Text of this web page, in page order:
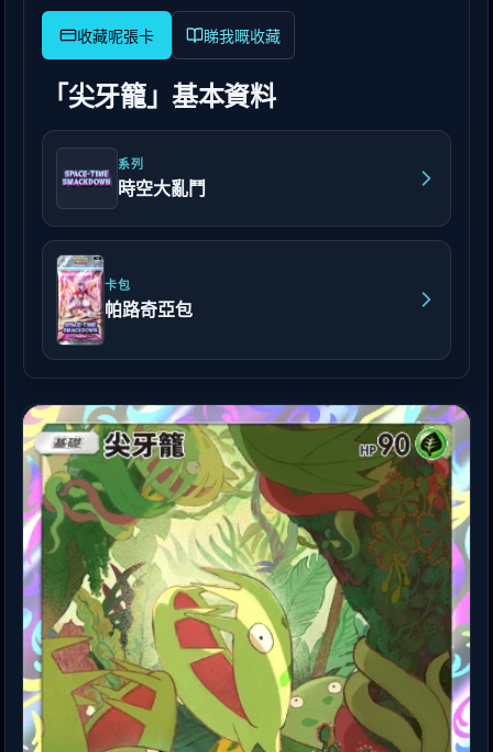
睇我嘅收藏
「尖牙籠」基本資料
系列
時空大亂鬥
卡包
帕路奇亞包